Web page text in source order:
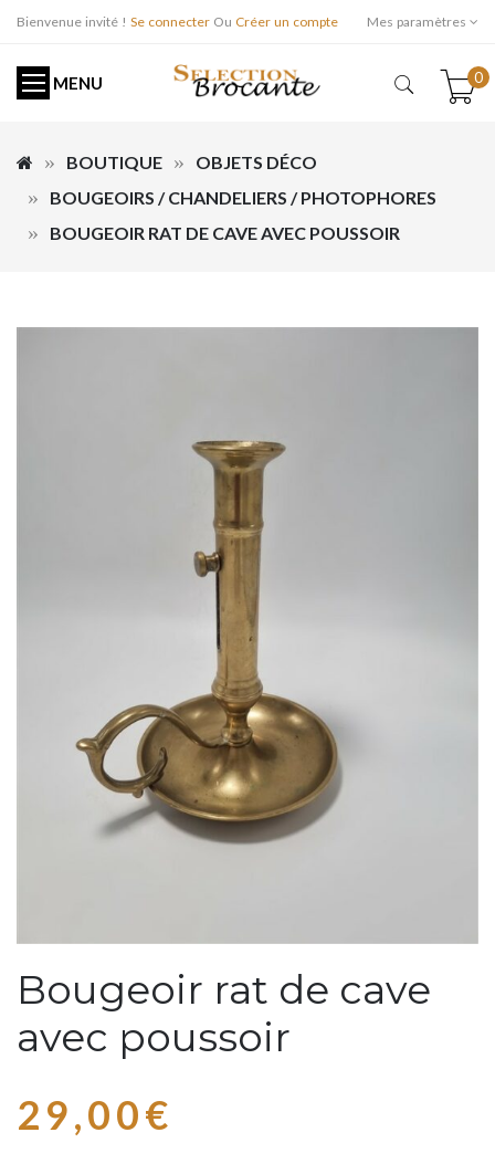
Bienvenue invité ! Se connecter Ou Créer un compte Mes paramètres
MENU 0
BOUTIQUE
OBJETS DÉCO
BOUGEOIRS / CHANDELIERS / PHOTOPHORES
BOUGEOIR RAT DE CAVE AVEC POUSSOIR
Bougeoir rat de cave
avec poussoir
29,00€